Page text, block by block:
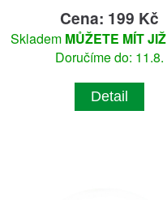
Cena: 199 Kč
Skladem MŮŽETE MÍT
Doručíme do: 11.8.
Detail